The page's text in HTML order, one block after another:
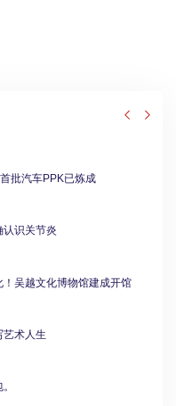
首批汽车PPK已炼成
认识关节炎
吴越文化博物馆建成开馆
艺术人生